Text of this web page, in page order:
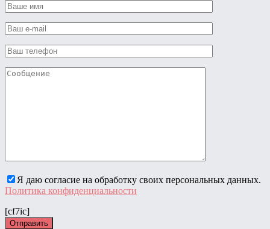
Я даю согласие на обработку своих персональных данных.
Политика конфиденциальности
[cf7ic]